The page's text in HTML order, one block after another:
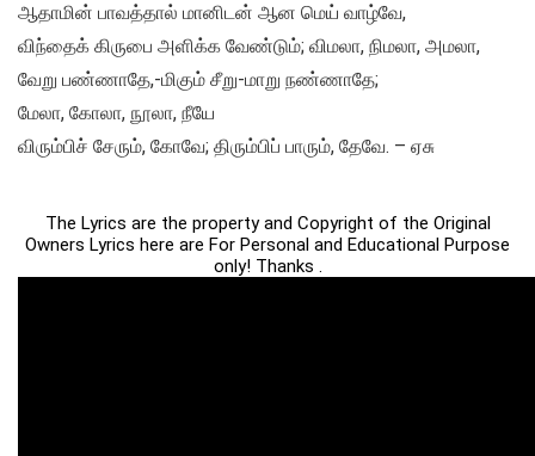
ஆதாமின் பாவத்தால் மானிடன் ஆன மெய் வாழ்வே,
விந்தைக் கிருபை அளிக்க வேண்டும்; விமலா, நிமலா, அமலா,
வேறு பண்ணாதே,-மிகும் சீறு-மாறு நண்ணாதே;
மேலா, கோலா, நூலா, நீயே
விரும்பிச் சேரும், கோவே; திரும்பிப் பாரும், தேவே. – ஏசு
The Lyrics are the property and Copyright of the Original
Owners Lyrics here are For Personal and Educational Purpose
only! Thanks .